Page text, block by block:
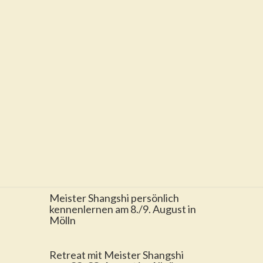
Meister Shangshi persönlich
kennenlernen am 8./9. August in
Mölln
Retreat mit Meister Shangshi